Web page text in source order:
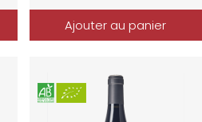
Ajouter au panier